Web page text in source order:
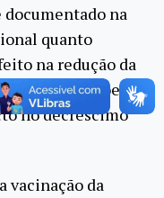
na
quanto
na redução da
casos da doença
no decréscimo
vacinação da